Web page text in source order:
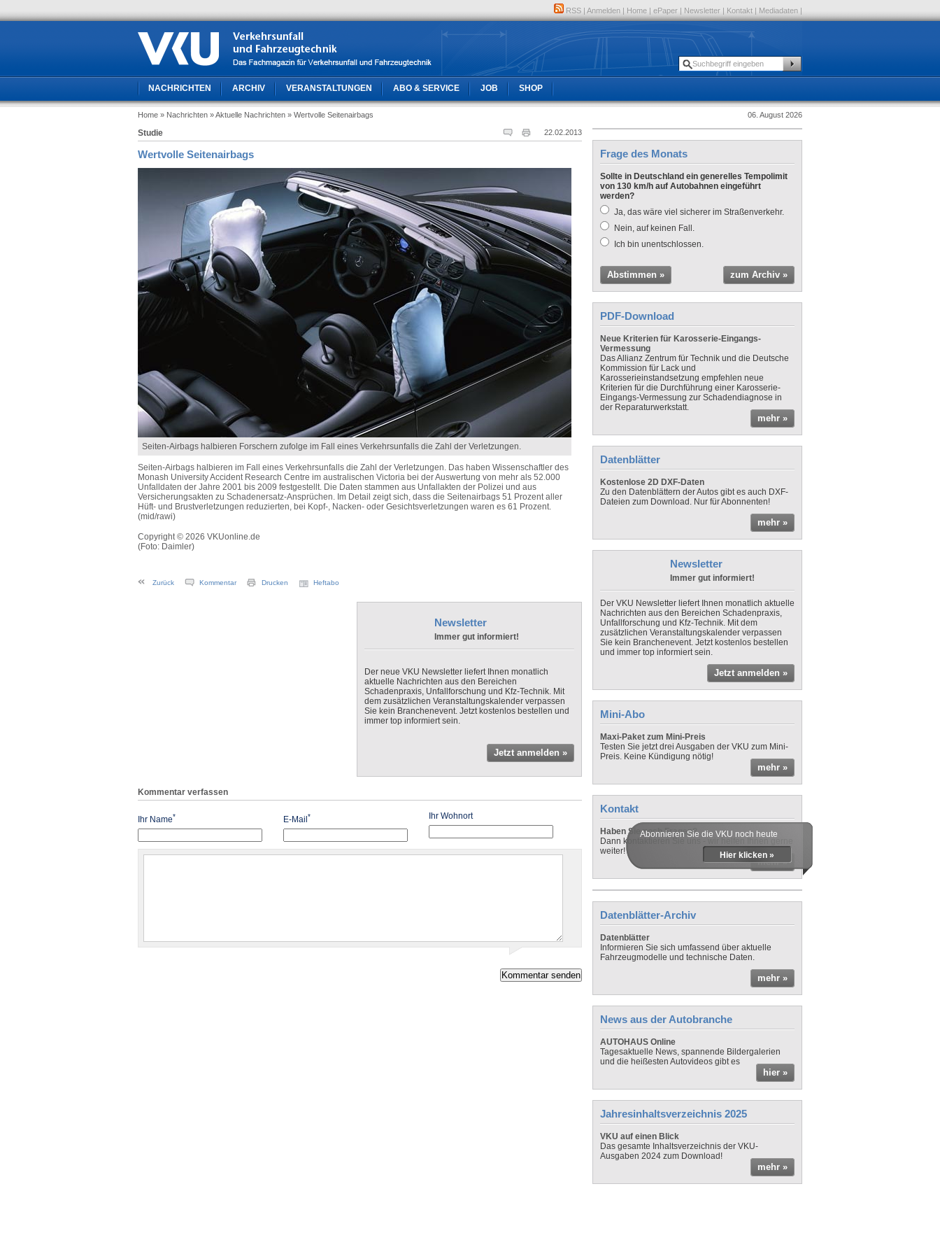
RSS | Anmelden | Home | ePaper | Newsletter | Kontakt | Mediadaten |
NACHRICHTEN ARCHIV VERANSTALTUNGEN ABO & SERVICE JOB SHOP
Home » Nachrichten » Aktuelle Nachrichten » Wertvolle Seitenairbags 06. August 2026
22.02.2013
Studie
Wertvolle Seitenairbags
Seiten-Airbags halbieren Forschern zufolge im Fall eines Verkehrsunfalls die Zahl der Verletzungen.
Seiten-Airbags halbieren im Fall eines Verkehrsunfalls die Zahl der Verletzungen. Das haben Wissenschaftler des
Monash University Accident Research Centre im australischen Victoria bei der Auswertung von mehr als 52.000
Unfalldaten der Jahre 2001 bis 2009 festgestellt. Die Daten stammen aus Unfallakten der Polizei und aus
Versicherungsakten zu Schadenersatz-Ansprüchen. Im Detail zeigt sich, dass die Seitenairbags 51 Prozent aller
Hüft- und Brustverletzungen reduzierten, bei Kopf-, Nacken- oder Gesichtsverletzungen waren es 61 Prozent.
(mid/rawi)
Copyright © 2026 VKUonline.de
(Foto: Daimler)
Zurück Kommentar Drucken Heftabo
Newsletter
Immer gut informiert!
Der neue VKU Newsletter liefert Ihnen monatlich
aktuelle Nachrichten aus den Bereichen
Schadenpraxis, Unfallforschung und Kfz-Technik. Mit
dem zusätzlichen Veranstaltungskalender verpassen
Sie kein Branchenevent. Jetzt kostenlos bestellen und
immer top informiert sein.
Jetzt anmelden »
Kommentar verfassen
Ihr Name* E-Mail * Ihr Wohnort
Frage des Monats
Sollte in Deutschland ein generelles Tempolimit
von 130 km/h auf Autobahnen eingeführt
werden?
Ja, das wäre viel sicherer im Straßenverkehr.
Nein, auf keinen Fall.
Ich bin unentschlossen.
Abstimmen » zum Archiv »
PDF-Download
Neue Kriterien für Karosserie-Eingangs-
Vermessung
Das Allianz Zentrum für Technik und die Deutsche
Kommission für Lack und
Karosserieinstandsetzung empfehlen neue
Kriterien für die Durchführung einer Karosserie-
Eingangs-Vermessung zur Schadendiagnose in
der Reparaturwerkstatt.
mehr »
Datenblätter
Kostenlose 2D DXF-Daten
Zu den Datenblättern der Autos gibt es auch DXF-
Dateien zum Download. Nur für Abonnenten!
mehr »
Newsletter
Immer gut informiert!
Der VKU Newsletter liefert Ihnen monatlich aktuelle
Nachrichten aus den Bereichen Schadenpraxis,
Unfallforschung und Kfz-Technik. Mit dem
zusätzlichen Veranstaltungskalender verpassen
Sie kein Branchenevent. Jetzt kostenlos bestellen
und immer top informiert sein.
Jetzt anmelden »
Mini-Abo
Maxi-Paket zum Mini-Preis
Testen Sie jetzt drei Ausgaben der VKU zum Mini-
Preis. Keine Kündigung nötig!
mehr »
Kontakt
Haben Sie noch Fragen?
Dann kontaktieren Sie uns - wir helfen Ihnen gerne
weiter!
mehr »
Abonnieren Sie die VKU noch heute
Hier klicken »
Datenblätter-Archiv
Datenblätter
Informieren Sie sich umfassend über aktuelle
Fahrzeugmodelle und technische Daten.
mehr »
News aus der Autobranche
AUTOHAUS Online
Tagesaktuelle News, spannende Bildergalerien
und die heißesten Autovideos gibt es
hier »
Jahresinhaltsverzeichnis 2025
VKU auf einen Blick
Das gesamte Inhaltsverzeichnis der VKU-
Ausgaben 2024 zum Download!
mehr »